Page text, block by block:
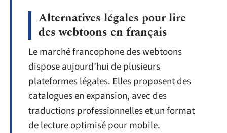
Alternatives légales pour lire
des webtoons en français
Le marché francophone des webtoons
dispose aujourd’hui de plusieurs
plateformes légales. Elles proposent des
catalogues en expansion, avec des
traductions professionnelles et un format
de lecture optimisé pour mobile.